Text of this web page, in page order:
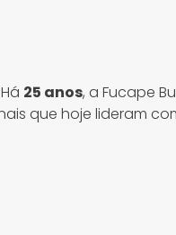
25 anos, a Fucape
que hoje lideram